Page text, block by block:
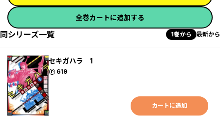
全巻カートに追加する
同シリーズ一覧 1巻から 最新から
セキガハラ 1
619
ポイント
カートに追加